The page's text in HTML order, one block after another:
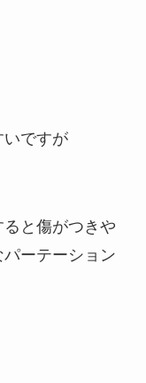
いですが
と傷がつきや
ーテーション